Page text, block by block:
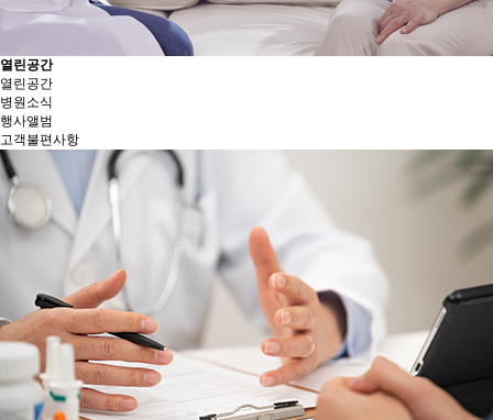
열린공간
열린공간
병원소식
행사앨범
고객불편사항